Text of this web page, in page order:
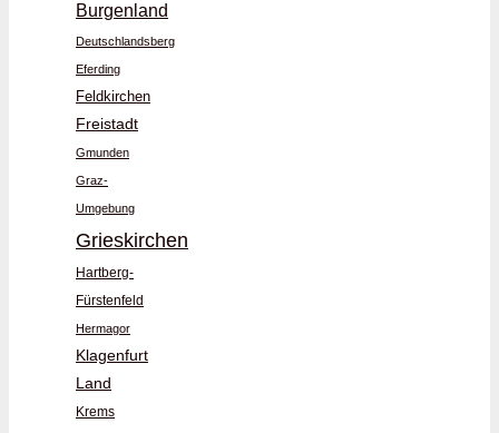
Burgenland
Deutschlandsberg
Eferding
Feldkirchen
Freistadt
Gmunden
Graz-
Umgebung
Grieskirchen
Hartberg-
Fürstenfeld
Hermagor
Klagenfurt
Land
Krems